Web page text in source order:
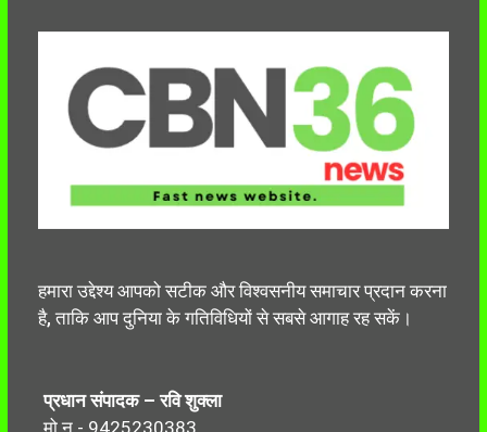
हमारा उद्देश्य आपको सटीक और विश्वसनीय समाचार प्रदान करना
है, ताकि आप दुनिया के गतिविधियों से सबसे आगाह रह सकें।
प्रधान संपादक – रवि शुक्ला
मो.न.- 9425230383